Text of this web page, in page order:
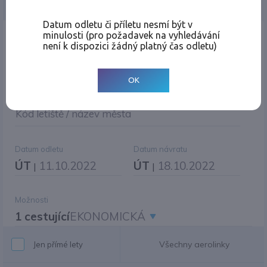
Místo odletu
Kód letiště / název města
Datum odletu
ÚT | 11.10.2022
Datum návratu
ÚT | 18.10.2022
Možnosti
1 cestujícíEKONOMICKÁ
Jen přímé lety Všechny aerolinky
Datum odletu či příletu nesmí být v
minulosti (pro požadavek na vyhledávání
není k dispozici žádný platný čas odletu)
OK